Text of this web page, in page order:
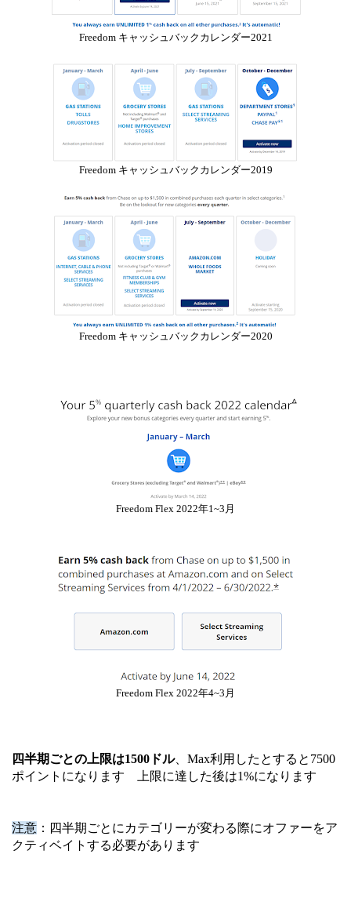
Freedom キャッシュバックカレンダー2021
Freedom キャッシュバックカレンダー2019
Freedom キャッシュバックカレンダー2020
Freedom Flex 2022年1~3月
Freedom Flex 2022年4~3月
四半期ごとの上限は1500ドル、Max利用したとすると7500
ポイントになります 上限に達した後は1%になります
注意 ：四半期ごとにカテゴリーが変わる際にオファーをア
クティベイトする必要があります